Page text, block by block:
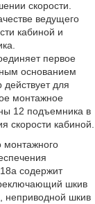
скорости.
ведущего
кабиной и
первое
основанием
для
монтажное
12 подъемника в
скорости кабиной.
монтажного
содержит
шкив
неприводной шкив